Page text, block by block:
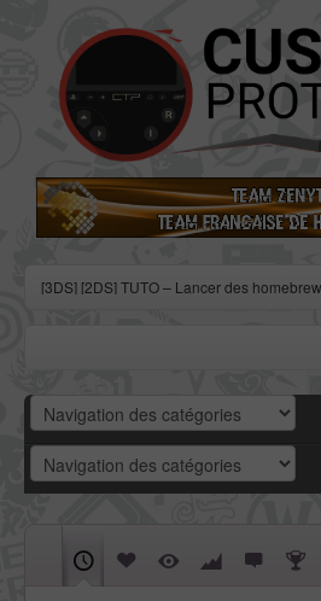
[3DS] [2DS] TUTO – Lancer des
[3DS] [2DS] TUTO - Utiliser l’exploit
[3DS] [2DS] TUTO – Obtenir sa clé «
DSiWare via Seedminer
[Vita] Firmware 3.71 : et un nouveau